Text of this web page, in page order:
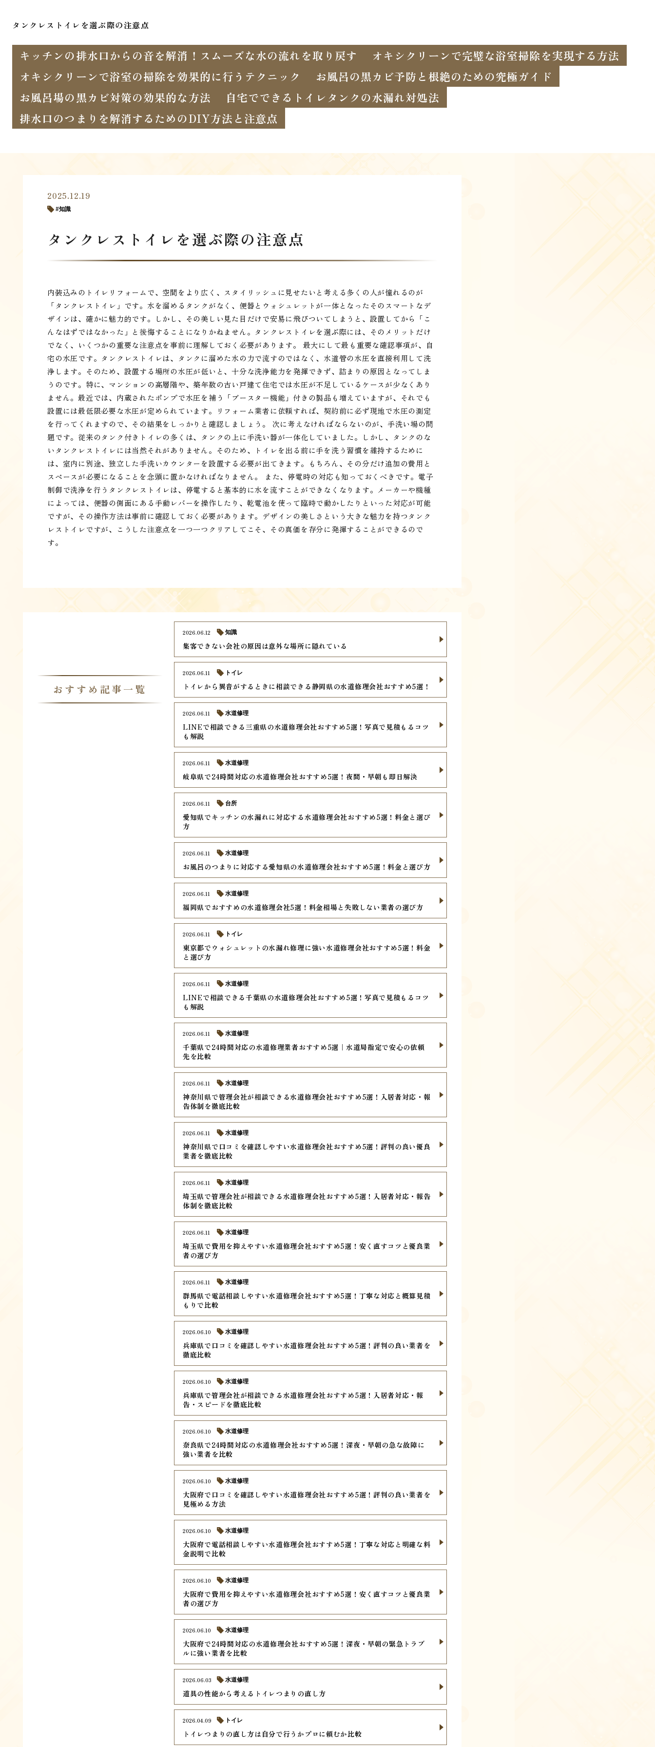
タンクレストイレを選ぶ際の注意点
キッチンの排水口からの音を解消！スムーズな水の流れを取り戻す
オキシクリーンで完璧な浴室掃除を実現する方法
オキシクリーンで浴室の掃除を効果的に行うテクニック
お風呂の黒カビ予防と根絶のための究極ガイド
お風呂場の黒カビ対策の効果的な方法
自宅でできるトイレタンクの水漏れ対処法
排水口のつまりを解消するためのDIY方法と注意点
2025.12.19
知識
タンクレストイレを選ぶ際の注意点
内装込みのトイレリフォームで、空間をより広く、スタイリッシュに見せたいと考える多くの人が憧れるのが
「タンクレストイレ」です。水を溜めるタンクがなく、便器とウォシュレットが一体となったそのスマートなデ
ザインは、確かに魅力的です。しかし、その美しい見た目だけで安易に飛びついてしまうと、設置してから「こ
んなはずではなかった」と後悔することになりかねません。タンクレストイレを選ぶ際には、そのメリットだけ
でなく、いくつかの重要な注意点を事前に理解しておく必要があります。 最大にして最も重要な確認事項が、自
宅の水圧です。タンクレストイレは、タンクに溜めた水の力で流すのではなく、水道管の水圧を直接利用して洗
浄します。そのため、設置する場所の水圧が低いと、十分な洗浄能力を発揮できず、詰まりの原因となってしま
うのです。特に、マンションの高層階や、築年数の古い戸建て住宅では水圧が不足しているケースが少なくあり
ません。最近では、内蔵されたポンプで水圧を補う「ブースター機能」付きの製品も増えていますが、それでも
設置には最低限必要な水圧が定められています。リフォーム業者に依頼すれば、契約前に必ず現地で水圧の測定
を行ってくれますので、その結果をしっかりと確認しましょう。 次に考えなければならないのが、手洗い場の問
題です。従来のタンク付きトイレの多くは、タンクの上に手洗い器が一体化していました。しかし、タンクのな
いタンクレストイレには当然それがありません。そのため、トイレを出る前に手を洗う習慣を維持するために
は、室内に別途、独立した手洗いカウンターを設置する必要が出てきます。もちろん、その分だけ追加の費用と
スペースが必要になることを念頭に置かなければなりません。 また、停電時の対応も知っておくべきです。電子
制御で洗浄を行うタンクレストイレは、停電すると基本的に水を流すことができなくなります。メーカーや機種
によっては、便器の側面にある手動レバーを操作したり、乾電池を使って臨時で動かしたりといった対応が可能
ですが、その操作方法は事前に確認しておく必要があります。デザインの美しさという大きな魅力を持つタンク
レストイレですが、こうした注意点を一つ一つクリアしてこそ、その真価を存分に発揮することができるので
す。
おすすめ記事一覧
集客できない会社の原因は意外な場所に隠れている
2026.06.12 知識
トイレから異音がするときに相談できる静岡県の水道修理会社おすすめ5選！
2026.06.11 トイレ
LINEで相談できる三重県の水道修理会社おすすめ5選！写真で見積もるコツ
も解説
2026.06.11 水道修理
岐阜県で24時間対応の水道修理会社おすすめ5選！夜間・早朝も即日解決
2026.06.11 水道修理
愛知県でキッチンの水漏れに対応する水道修理会社おすすめ5選！料金と選び
方
2026.06.11 台所
お風呂のつまりに対応する愛知県の水道修理会社おすすめ5選！料金と選び方
2026.06.11 水道修理
福岡県でおすすめの水道修理会社5選！料金相場と失敗しない業者の選び方
2026.06.11 水道修理
東京都でウォシュレットの水漏れ修理に強い水道修理会社おすすめ5選！料金
と選び方
2026.06.11 トイレ
LINEで相談できる千葉県の水道修理会社おすすめ5選！写真で見積もるコツ
も解説
2026.06.11 水道修理
千葉県で24時間対応の水道修理業者おすすめ5選｜水道局指定で安心の依頼
先を比較
2026.06.11 水道修理
神奈川県で管理会社が相談できる水道修理会社おすすめ5選！入居者対応・報
告体制を徹底比較
2026.06.11 水道修理
神奈川県で口コミを確認しやすい水道修理会社おすすめ5選！評判の良い優良
業者を徹底比較
2026.06.11 水道修理
埼玉県で管理会社が相談できる水道修理会社おすすめ5選！入居者対応・報告
体制を徹底比較
2026.06.11 水道修理
埼玉県で費用を抑えやすい水道修理会社おすすめ5選！安く直すコツと優良業
者の選び方
2026.06.11 水道修理
群馬県で電話相談しやすい水道修理会社おすすめ5選！丁寧な対応と概算見積
もりで比較
2026.06.11 水道修理
兵庫県で口コミを確認しやすい水道修理会社おすすめ5選！評判の良い業者を
徹底比較
2026.06.10 水道修理
兵庫県で管理会社が相談できる水道修理会社おすすめ5選！入居者対応・報
告・スピードを徹底比較
2026.06.10 水道修理
奈良県で24時間対応の水道修理会社おすすめ5選！深夜・早朝の急な故障に
強い業者を比較
2026.06.10 水道修理
大阪府で口コミを確認しやすい水道修理会社おすすめ5選！評判の良い業者を
見極める方法
2026.06.10 水道修理
大阪府で電話相談しやすい水道修理会社おすすめ5選！丁寧な対応と明確な料
金説明で比較
2026.06.10 水道修理
大阪府で費用を抑えやすい水道修理会社おすすめ5選！安く直すコツと優良業
者の選び方
2026.06.10 水道修理
大阪府で24時間対応の水道修理会社おすすめ5選！深夜・早朝の緊急トラブ
ルに強い業者を比較
2026.06.10 水道修理
道具の性能から考えるトイレつまりの直し方
2026.06.03 水道修理
トイレつまりの直し方は自分で行うかプロに頼むか比較
2026.04.09 トイレ